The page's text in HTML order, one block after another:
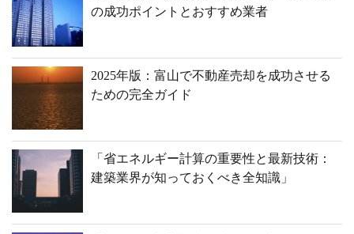
の成功ポイントとおすすめ業者
2025年版：富山で不動産売却を成功させる
ための完全ガイド
「省エネルギー計算の重要性と最新技術：
建築業界が知っておくべき全知識」